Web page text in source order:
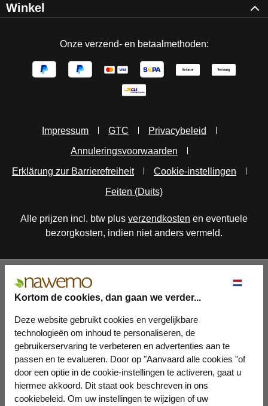
Kortom de cookies, dan gaan we verder...
Deze website gebruikt cookies en vergelijkbare
technologieën om inhoud te personaliseren, de
gebruikerservaring te verbeteren en advertenties aan te
passen en te evalueren. Door op "Aanvaard alle cookies "of
door een optie in de cookie-instellingen te activeren, gaat u
hiermee akkoord. Dit staat ook beschreven in ons
cookiebeleid. Om uw instellingen te wijzigen of uw
Winkel
Onze verzend- en betaalmethoden:
Impressum GTC
Privacybeleid
Annuleringsvoorwaarden
Erklärung zur Barrierefreiheit
Cookie-instellingen
Feiten (Duits)
Alle prijzen incl. btw plus verzendkosten en eventuele
bezorgkosten, indien niet anders vermeld.